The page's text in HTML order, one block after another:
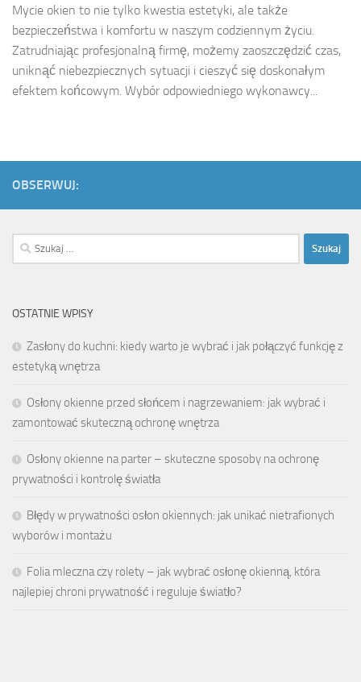
Mycie okien to nie tylko kwestia estetyki, ale także
bezpieczeństwa i komfortu w naszym codziennym życiu.
Zatrudniając profesjonalną firmę, możemy zaoszczędzić czas,
uniknąć niebezpiecznych sytuacji i cieszyć się doskonałym
efektem końcowym. Wybór odpowiedniego wykonawcy...
OBSERWUJ:
Szukaj:
OSTATNIE WPISY
Zasłony do kuchni: kiedy warto je wybrać i jak połączyć funkcję z
estetyką wnętrza
Osłony okienne przed słońcem i nagrzewaniem: jak wybrać i
zamontować skuteczną ochronę wnętrza
Osłony okienne na parter – skuteczne sposoby na ochronę
prywatności i kontrolę światła
Błędy w prywatności osłon okiennych: jak unikać nietrafionych
wyborów i montażu
Folia mleczna czy rolety – jak wybrać osłonę okienną, która
najlepiej chroni prywatność i reguluje światło?